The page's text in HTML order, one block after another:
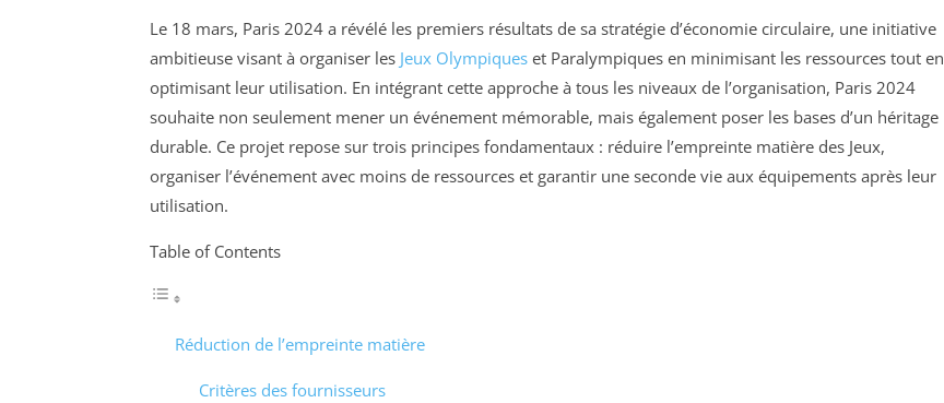
Le 18 mars, Paris 2024 a révélé les premiers résultats de sa stratégie d’économie circulaire, une initiative
ambitieuse visant à organiser les Jeux Olympiques et Paralympiques en minimisant les ressources tout en
optimisant leur utilisation. En intégrant cette approche à tous les niveaux de l’organisation, Paris 2024
souhaite non seulement mener un événement mémorable, mais également poser les bases d’un héritage
durable. Ce projet repose sur trois principes fondamentaux : réduire l’empreinte matière des Jeux,
organiser l’événement avec moins de ressources et garantir une seconde vie aux équipements après leur
utilisation.
Table of Contents
Réduction de l’empreinte matière
Critères des fournisseurs